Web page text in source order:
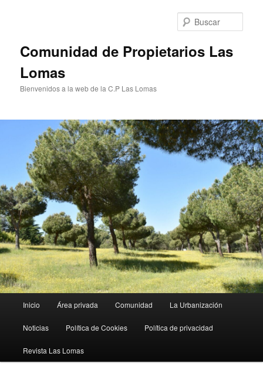
Comunidad de Propietarios Las
Lomas
Bienvenidos a la web de la C.P Las Lomas
Inicio Área privada Comunidad La Urbanización
Noticias Política de Cookies Política de privacidad
Revista Las Lomas